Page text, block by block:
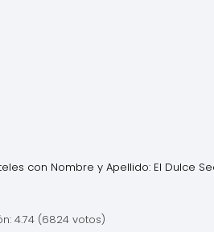
con Nombre y Apellido: El Dulce
4.74 (6824 votos)